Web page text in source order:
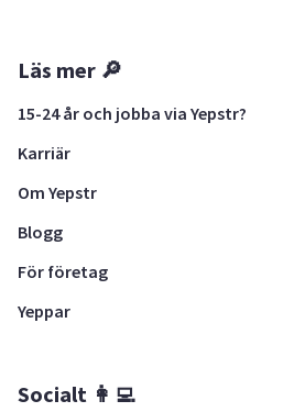
Läs mer 🔎
15-24 år och jobba via Yepstr?
Karriär
Om Yepstr
Blogg
För företag
Yeppar
Socialt 👩‍💻